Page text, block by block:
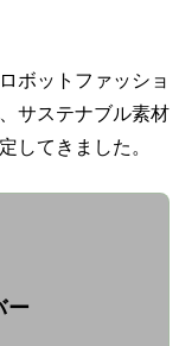
ボットファッショ
サステナブル素材
してきました。
ー